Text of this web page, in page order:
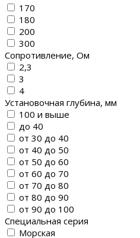
170
180
200
300
Сопротивление, Ом
2,3
3
4
Установочная глубина, мм
100 и выше
до 40
от 30 до 40
от 40 до 50
от 50 до 60
от 60 до 70
от 70 до 80
от 80 до 90
от 90 до 100
Специальная серия
Морская